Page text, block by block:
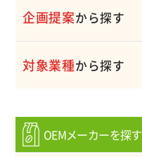
企画提案から探す
対象業種から探す
OEMメーカーを探す